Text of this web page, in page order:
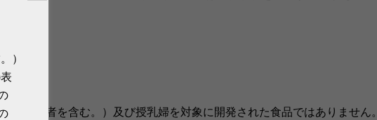
。
ている者を含む。）及び授乳婦を対象に開発された食品ではありません。
）